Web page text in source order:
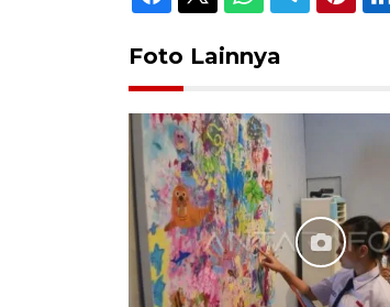
Foto Lainnya